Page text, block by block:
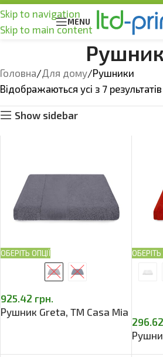
Skip to navigation
Skip to main content
MENU
Головна Для дому Рушники
Відображаються усі з 7 результатів
Show sidebar
ОБЕРІТЬ ОПЦІЇ
925.42 грн.
Рушник Greta, TM Casa Mia
ОБЕРІТЬ
296.62